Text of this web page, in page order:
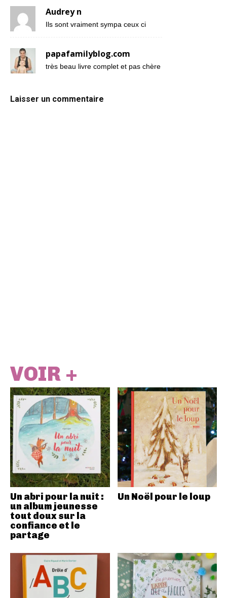
Audrey n
Ils sont vraiment sympa ceux ci
papafamilyblog.com
très beau livre complet et pas chère
Laisser un commentaire
VOIR +
Un abri pour la nuit :
un album jeunesse
tout doux sur la
confiance et le
partage
Un Noël pour le loup